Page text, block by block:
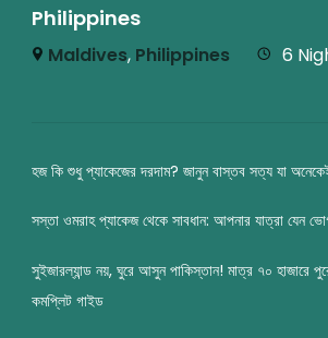
Philippines
Maldives, Philippines 6
হজ কি শুধু প্যাকেজের দরদাম? জানুন বাস্তব সত্য যা
সস্তা ওমরাহ প্যাকেজ থেকে সাবধান: আপনার যাত্রা যেন
সুইজারল্যান্ড নয়, ঘুরে আসুন পাকিস্তান! মাত্র ৭০ হাজারে
কমপ্লিট গাইড